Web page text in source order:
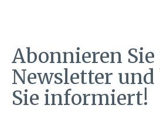
Abonnieren
Newsletter
Sie informiert!